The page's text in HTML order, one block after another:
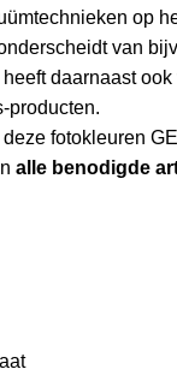
op
van
daarnaast
producten.
fotokleuren
alle benodigde